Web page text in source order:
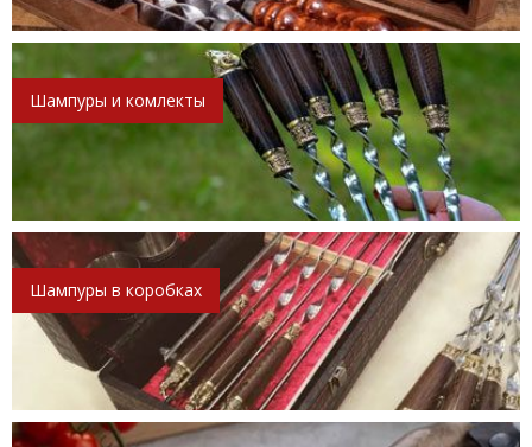
Шампуры и комлекты
Шампуры в коробках